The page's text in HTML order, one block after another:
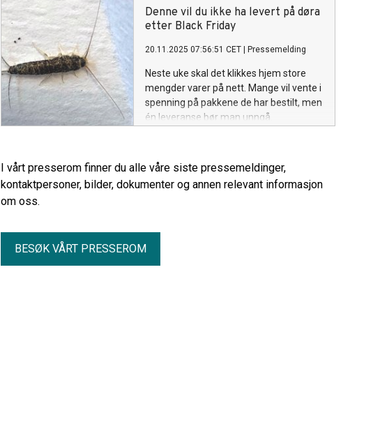
dokumentasjon kan gi verdifall på
hundretusener.
Denne vil du ikke ha levert på døra
etter Black Friday
20.11.2025 07:56:51 CET Pressemelding
Neste uke skal det klikkes hjem store
mengder varer på nett. Mange vil vente i
spenning på pakkene de har bestilt, men
én leveranse bør man unngå.
I vårt presserom finner du alle våre siste pressemeldinger,
kontaktpersoner, bilder, dokumenter og annen relevant informasjon
om oss.
BESØK VÅRT PRESSEROM